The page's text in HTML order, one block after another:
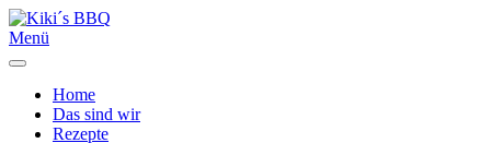
Menü
Home
Das sind wir
Rezepte